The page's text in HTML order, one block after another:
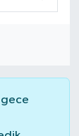
gece